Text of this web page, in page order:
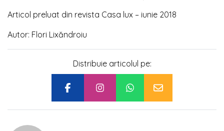
Articol preluat din revista Casa lux – iunie 2018
Autor: Flori Lixăndroiu
Distribuie articolul pe: